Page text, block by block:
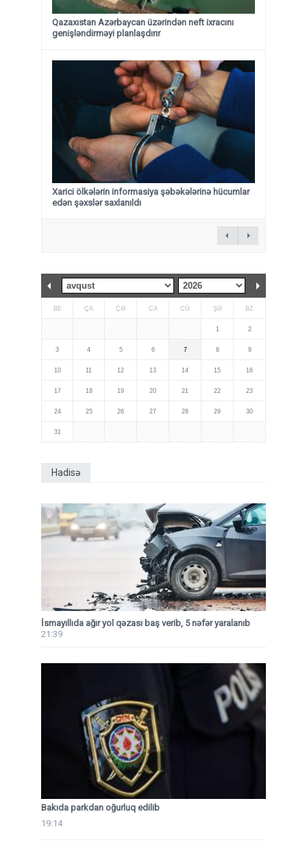
Qazaxıstan Azərbaycan üzərindən neft ixracını
genişləndirməyi planlaşdırır
Xarici ölkələrin informasiya şəbəkələrinə hücumlar
edən şəxslər saxlanıldı
BE ÇA ÇƏ CA CÜ ŞƏ BZ
1 2
3 4 5 6 7 8 9
10 11 12 13 14 15 16
17 18 19 20 21 22 23
24 25 26 27 28 29 30
31
Hadisə
İsmayıllıda ağır yol qəzası baş verib, 5 nəfər yaralanıb
21:39
Bakıda parkdan oğurluq edilib
19:14